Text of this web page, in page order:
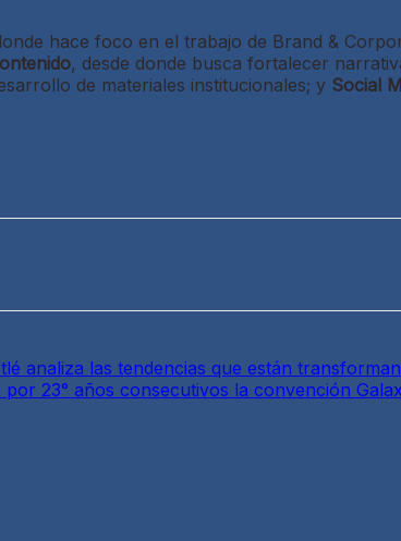
hace foco en el trabajo de Brand &
, desde donde busca fortalecer
de materiales institucionales; y Social
analiza las tendencias que están
23° años consecutivos la convención